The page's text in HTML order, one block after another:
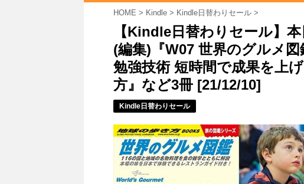
HOME > Kindle > Kindle日替わりセール >
【Kindle日替わりセール】
(編集)『W07 世界のグルメ
勉強技術 短時間で成果を上
方』など3冊 [21/12/10]
Kindle日替わりセール